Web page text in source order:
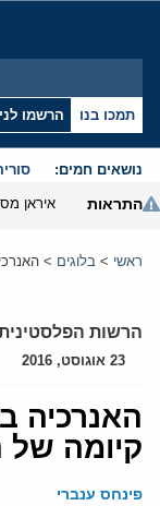
תמכו בנו הרשמו
נושאים חמים:
התראות
ראשי > בלוגים >
הרשות
23 אוגוסט, 2016
האנרכיה
קיומה
פינחס ענברי